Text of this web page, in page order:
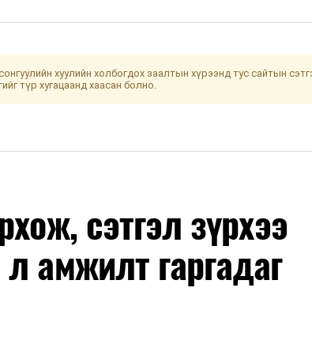
хуулийн холбогдох заалтын хүрээнд тус сайтын
түр хугацаанд хаасан болно.
сэтгэл зүрхээ
амжилт гаргадаг